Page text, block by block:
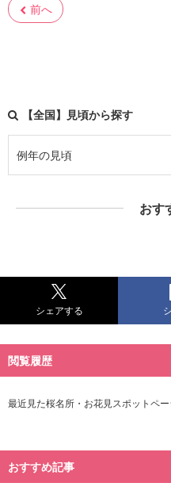
前へ
【全国】見頃から探す
例年の見頃
おす
シェアする
閲覧履歴
最近見た桜名所・お花見スポットペー
おすすめ記事